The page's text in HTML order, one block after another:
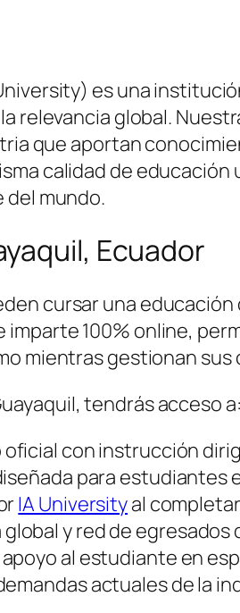
es una
relevancia global.
que aportan
calidad de
mundo.
Ecuador
cursar una
imparte 100% online,
mientras gestionan
tendrás acceso a:
con instrucción
para estudiantes
IA Universityal
y red de egresados
al estudiante en
actuales de la